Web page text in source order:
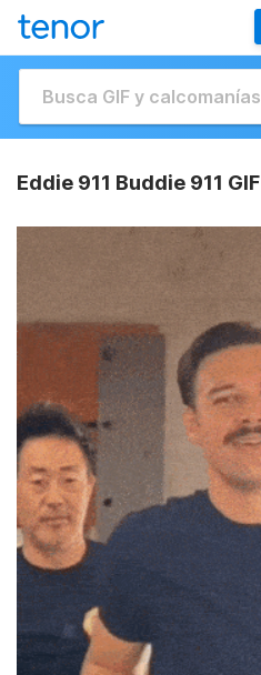
Eddie 911 Buddie 911 GIF